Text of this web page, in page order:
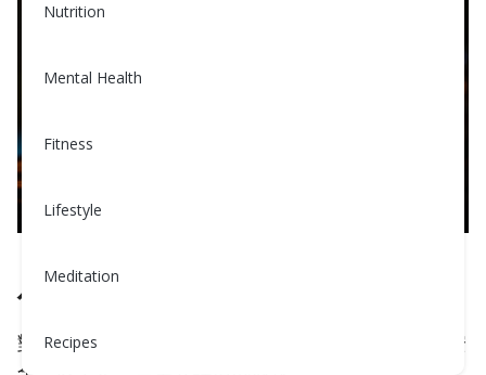
Nutrition
Mental Health
Fitness
Lifestyle
Meditation
Recipes
何時應該謹慎？
對於某些慢性病患者，在齋戒月期間禁食可能並不安